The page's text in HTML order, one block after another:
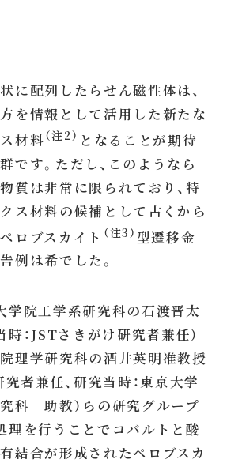
に配列したらせん磁性体は、
を情報として活用した新たな
材料（注2） となることが期待
です。ただし、このようなら
質は非常に限られており、特
ス材料の候補として古くから
ロブスカイト （注3） 型遷移金
例は希でした。
学院工学系研究科の石渡晋太
時：JSTさきがけ研究者兼任）
理学研究科の酒井英明准教授
究者兼任、研究当時：東京大学
科 助教）らの研究グループ
理を行うことでコバルトと酸
結合が形成されたペロブスカ